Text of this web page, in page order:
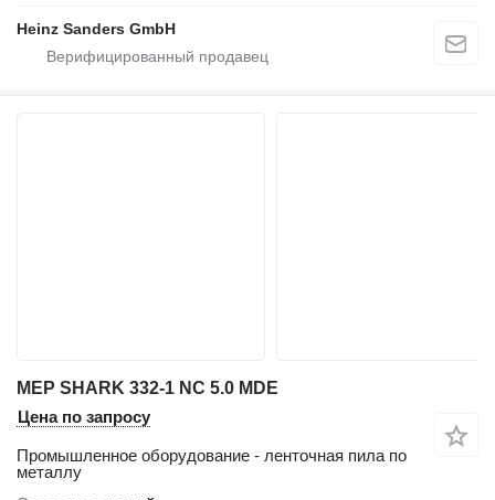
Heinz Sanders GmbH
MEP SHARK 332-1 NC 5.0 MDE
Цена по запросу
Промышленное оборудование - ленточная пила по
металлу